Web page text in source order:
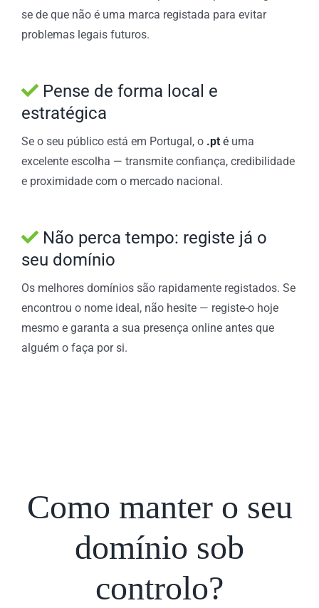
se de que não é uma marca registada para evitar
problemas legais futuros.
Pense de forma local e
estratégica
Se o seu público está em Portugal, o .ptéuma
excelente escolha — transmite confiança, credibilidade
e proximidade com o mercado nacional.
Não perca tempo: registe já o
seu domínio
Os melhores domínios são rapidamente registados. Se
encontrou o nome ideal, não hesite — registe-o hoje
mesmo e garanta a sua presença online antes que
alguém o faça por si.
Como manter o seu
domínio sob
controlo?